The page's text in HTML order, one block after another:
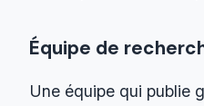
Équipe de
Une équipe qui publie